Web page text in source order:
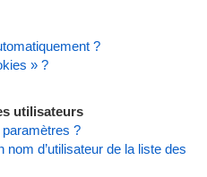
?
» ?
utilisateurs
?
d’utilisateur de la liste des